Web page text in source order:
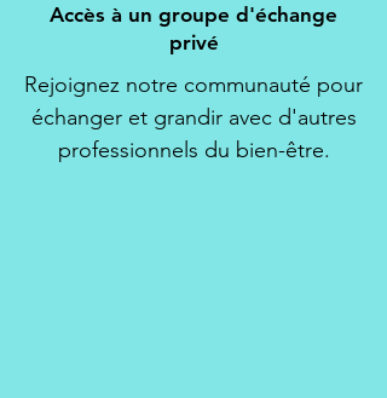
Accès à un groupe d'échange
privé
Rejoignez notre communauté pour
échanger et grandir avec d'autres
professionnels du bien-être.